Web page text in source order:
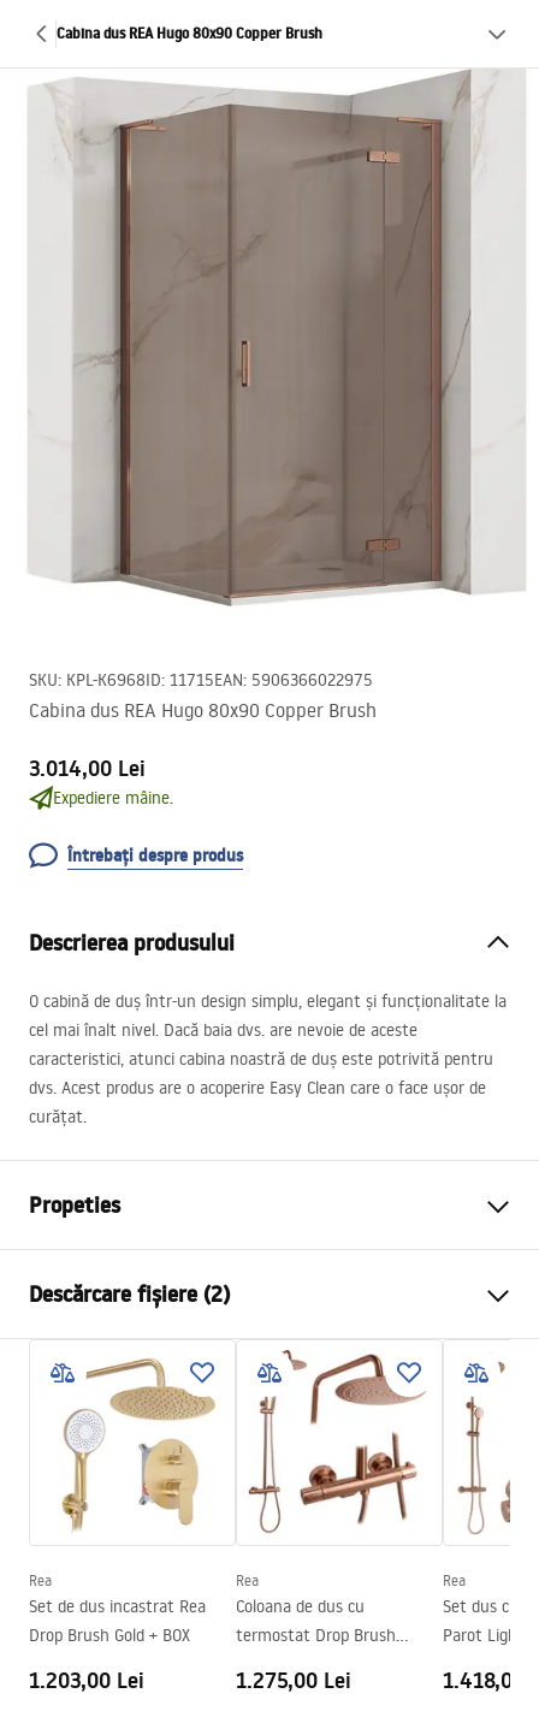
Cabina dus REA Hugo 80x90 Copper Brush
SKU: KPL-K6968ID: 11715EAN: 5906366022975
Cabina dus REA Hugo 80x90 Copper Brush
3.014,00 Lei
Expediere mâine.
Întrebați despre produs
Descrierea produsului
O cabină de duș într-un design simplu, elegant și funcționalitate la
cel mai înalt nivel. Dacă baia dvs. are nevoie de aceste
caracteristici, atunci cabina noastră de duș este potrivită pentru
dvs. Acest produs are o acoperire Easy Clean care o face ușor de
curățat.
Propeties
Culoare
Tip cabina
De colt
Culoare sticla
bronz fumuriu 6mm
Tip de deschidere
Batanta
Montaj
de cada sau de podea
Inaltime (mm)
Directie cabina
Garantie
24 luni
Descărcare fișiere (2)
shower manual
shower manual.pdf
Instrukcja montażu
Instrukcja_kabiny_Hugo_PL.pdf
Rea
Set de dus incastrat Rea
Drop Brush Gold + BOX
1.203,00 Lei
Rea
Coloana de dus cu
termostat Drop Brush
1.275,00 Lei
Rea
Set dus cu
Parot Light
1.418,00